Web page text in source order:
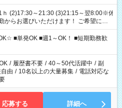
(2)17:30～21:30 (3)21:15～翌8:00※休
からお選びいただけます！ ご希望に合
務時間】 8-17
時/11-21時/18-22時/20-翌4時/21-翌5
身のご都合で選んで頂ける完全自由シ
■単発OK ■週1～OK！ ■短期勤務歓
/ 履歴書不要 / 40～50代活躍中 / 副
由 / 10名以上の大量募集 / 電話対応な
応募する 詳細へ